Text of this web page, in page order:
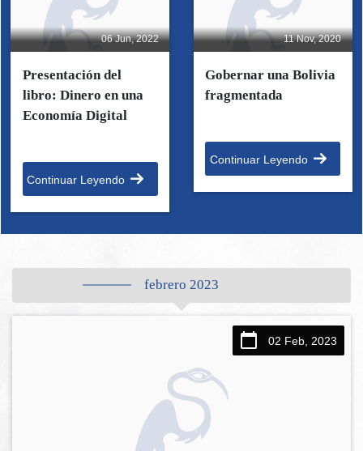
06 Jun, 2022
Presentación del
libro: Dinero en una
Economía Digital
Continuar Leyendo
11 Nov, 2020
Gobernar una Bolivia
fragmentada
Continuar Leyendo
febrero 2023
02 Feb, 2023